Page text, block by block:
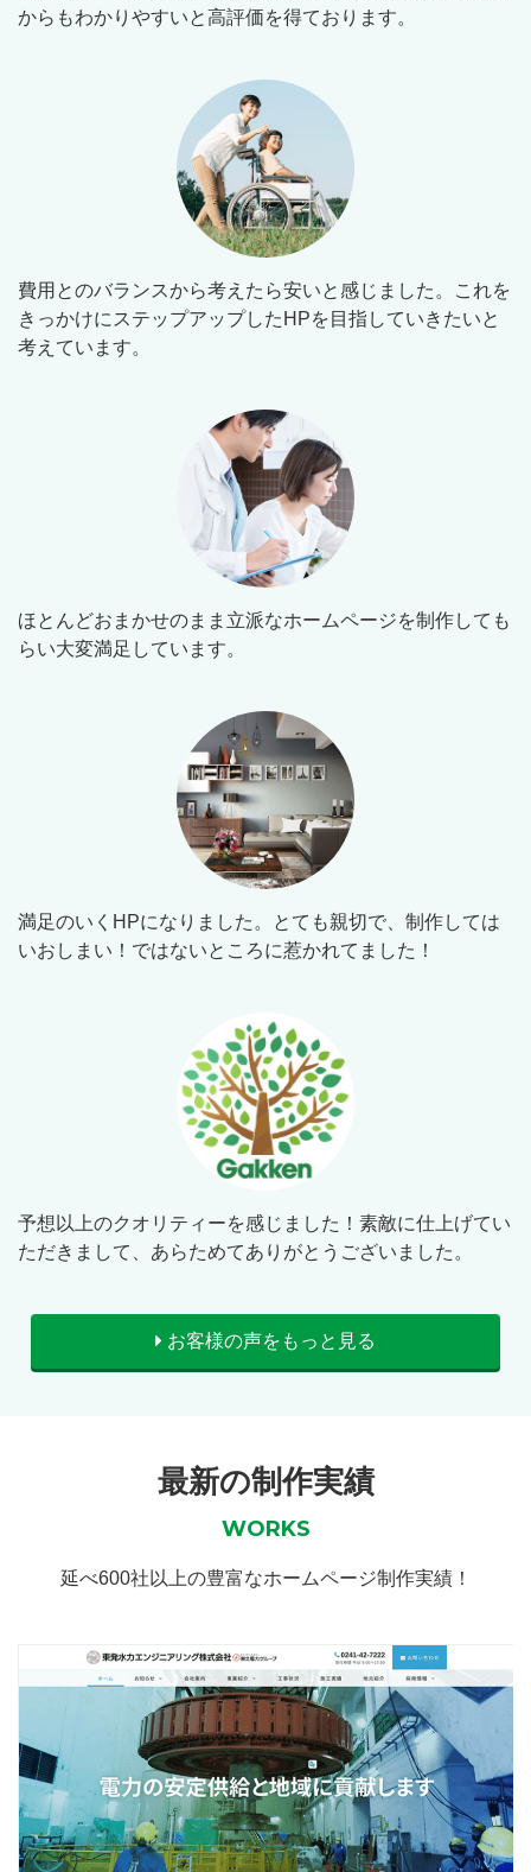
からもわかりやすいと高評価を得ております。
費用とのバランスから考えたら安いと感じました。これを
きっかけにステップアップしたHPを目指していきたいと
考えています。
ほとんどおまかせのまま立派なホームページを制作しても
らい大変満足しています。
満足のいくHPになりました。とても親切で、制作しては
いおしまい！ではないところに惹かれてました！
予想以上のクオリティーを感じました！素敵に仕上げてい
ただきまして、あらためてありがとうございました。
お客様の声をもっと見る
最新の制作実績
WORKS
延べ600社以上の豊富なホームページ制作実績！